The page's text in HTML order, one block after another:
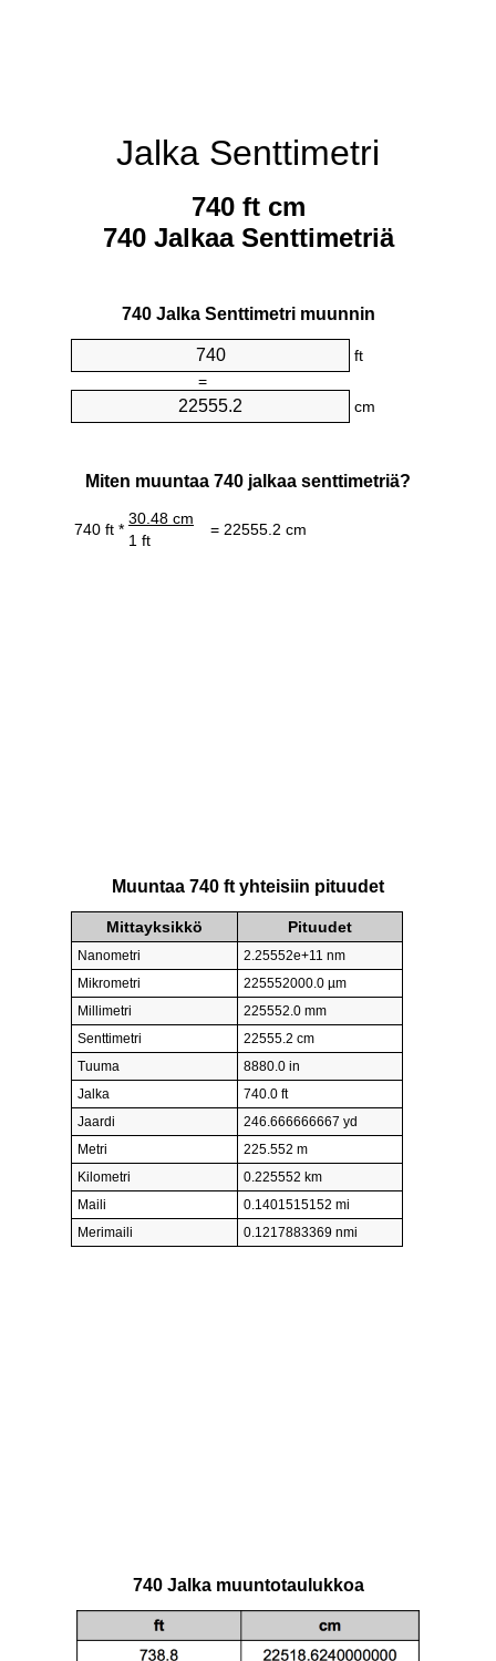
Jalka Senttimetri
740 ft cm
740 Jalkaa Senttimetriä
740 Jalka Senttimetri muunnin
ft
=
cm
Miten muuntaa 740 jalkaa senttimetriä?
740 ft *
30.48 cm
= 22555.2 cm
1 ft
Muuntaa 740 ft yhteisiin pituudet
Mittayksikkö Pituudet
Nanometri
2.25552e+11 nm
Mikrometri
225552000.0 µm
Millimetri
225552.0 mm
Senttimetri
22555.2 cm
Tuuma
8880.0 in
Jalka
740.0 ft
Jaardi
246.666666667 yd
Metri
225.552 m
Kilometri
0.225552 km
Maili
0.1401515152 mi
Merimaili
0.1217883369 nmi
740 Jalka muuntotaulukkoa